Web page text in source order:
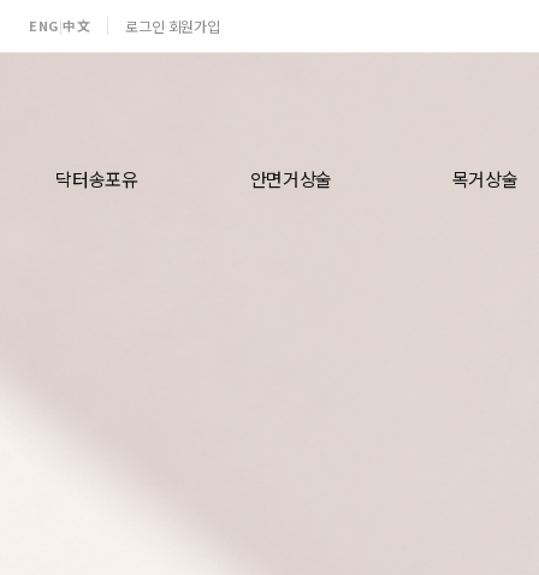
ENG|中文 로그인·회원가입
닥터송포유 안면거상술 목거상술